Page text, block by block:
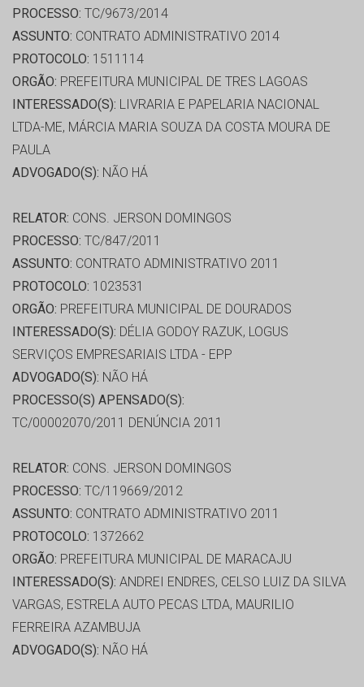
PROCESSO: TC/9673/2014
ASSUNTO: CONTRATO ADMINISTRATIVO 2014
PROTOCOLO: 1511114
ORGÃO: PREFEITURA MUNICIPAL DE TRES LAGOAS
INTERESSADO(S): LIVRARIA E PAPELARIA NACIONAL
LTDA-ME, MÁRCIA MARIA SOUZA DA COSTA MOURA DE
PAULA
ADVOGADO(S): NÃO HÁ
RELATOR: CONS. JERSON DOMINGOS
PROCESSO: TC/847/2011
ASSUNTO: CONTRATO ADMINISTRATIVO 2011
PROTOCOLO: 1023531
ORGÃO: PREFEITURA MUNICIPAL DE DOURADOS
INTERESSADO(S): DÉLIA GODOY RAZUK, LOGUS
SERVIÇOS EMPRESARIAIS LTDA - EPP
ADVOGADO(S): NÃO HÁ
PROCESSO(S) APENSADO(S):
TC/00002070/2011 DENÚNCIA 2011
RELATOR: CONS. JERSON DOMINGOS
PROCESSO: TC/119669/2012
ASSUNTO: CONTRATO ADMINISTRATIVO 2011
PROTOCOLO: 1372662
ORGÃO: PREFEITURA MUNICIPAL DE MARACAJU
INTERESSADO(S): ANDREI ENDRES, CELSO LUIZ DA SILVA
VARGAS, ESTRELA AUTO PECAS LTDA, MAURILIO
FERREIRA AZAMBUJA
ADVOGADO(S): NÃO HÁ